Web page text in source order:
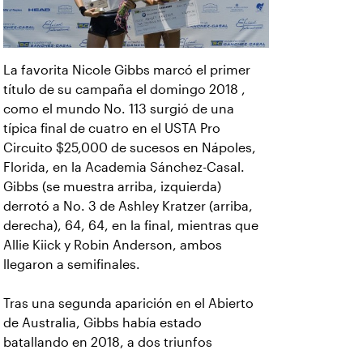
La favorita Nicole Gibbs marcó el primer
título de su campaña el domingo 2018 ,
como el mundo No. 113 surgió de una
típica final de cuatro en el USTA Pro
Circuito $25,000 de sucesos en Nápoles,
Florida, en la Academia Sánchez-Casal.
Gibbs (se muestra arriba, izquierda)
derrotó a No. 3 de Ashley Kratzer (arriba,
derecha), 64, 64, en la final, mientras que
Allie Kiick y Robin Anderson, ambos
llegaron a semifinales.
Tras una segunda aparición en el Abierto
de Australia, Gibbs había estado
batallando en 2018, a dos triunfos